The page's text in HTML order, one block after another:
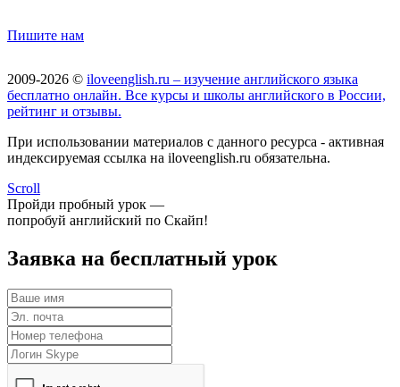
Пишите нам
2009-2026 © iloveenglish.ru – изучение английского языка
бесплатно онлайн. Все курсы и школы английского в России,
рейтинг и отзывы.
При использовании материалов с данного ресурса - активная
индексируемая ссылка на iloveenglish.ru обязательна.
Scroll
Пройди пробный урок —
попробуй английский по Скайп!
Заявка на бесплатный урок